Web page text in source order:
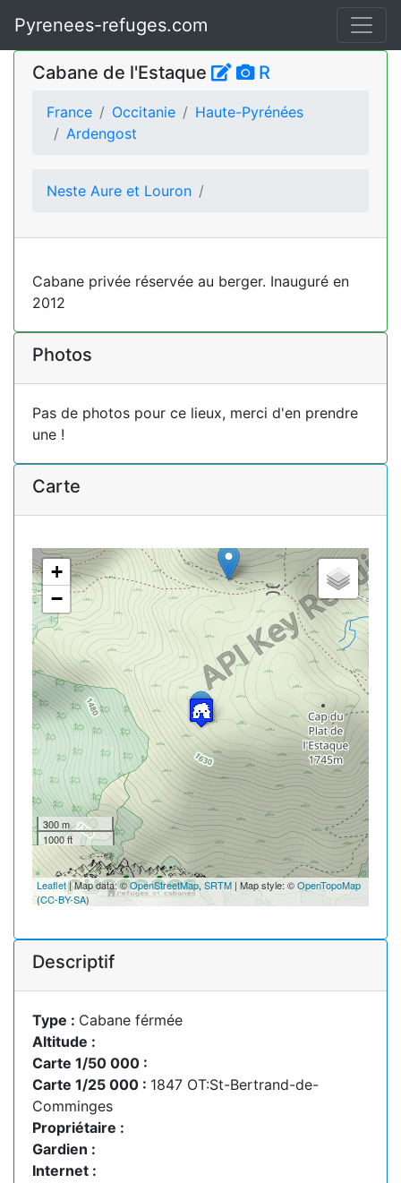
Pyrenees-refuges.com
Cabane de l'Estaque R
France Occitanie
Haute-Pyrénées
Ardengost
Neste Aure et Louron
Cabane privée réservée au berger. Inauguré en
2012
Photos
Pas de photos pour ce lieux, merci d'en prendre
une !
Carte
+
−
300 m
1000 ft
Leaflet| Map data: ©OpenStreetMap, SRTM | Map style: ©OpenTopoMap
(CC-BY-SA)
Descriptif
Type : Cabane férmée
Altitude :
Carte 1/50 000 :
Carte 1/25 000 : 1847 OT:St-Bertrand-de-
Comminges
Propriétaire :
Gardien :
Internet :